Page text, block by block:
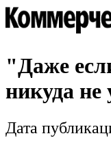
"Даже
никуда не
Дата